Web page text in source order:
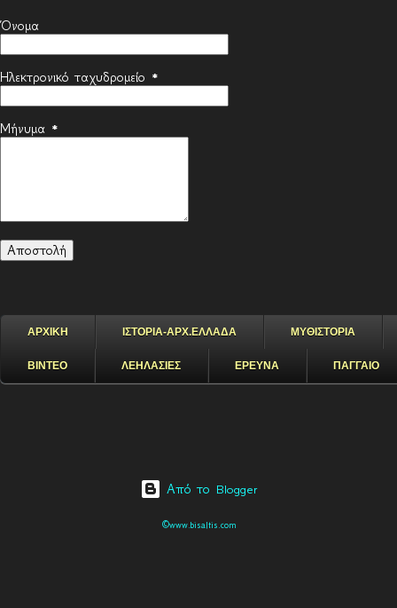
Όνομα
Ηλεκτρονικό ταχυδρομείο *
Μήνυμα *
ΑΡΧΙΚΗ ΙΣΤΟΡΙΑ-ΑΡΧ.ΕΛΛΑΔΑ ΜΥΘΙΣΤΟΡΙΑ
ΒΙΝΤΕΟ ΛΕΗΛΑΣΙΕΣ ΕΡΕΥΝΑ ΠΑΓΓΑΙΟ
Από το Blogger
©www.bisaltis.com